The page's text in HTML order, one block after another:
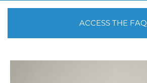
ACCESS THE FAQ